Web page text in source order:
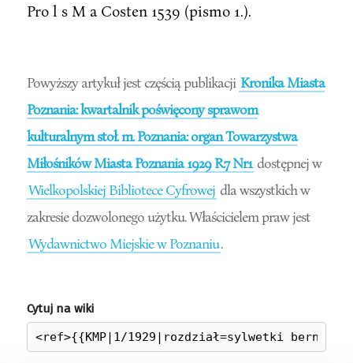
Pro l s M a Costen 1539 (pismo 1.).
Powyższy artykuł jest częścią publikacji Kronika Miasta
Poznania: kwartalnik poświęcony sprawom
kulturalnym stoł. m. Poznania: organ Towarzystwa
Miłośników Miasta Poznania 1929 R.7 Nr1 dostępnej w
Wielkopolskiej Bibliotece Cyfrowej dla wszystkich w
zakresie dozwolonego użytku. Właścicielem praw jest
Wydawnictwo Miejskie w Poznaniu.
Cytuj na wiki